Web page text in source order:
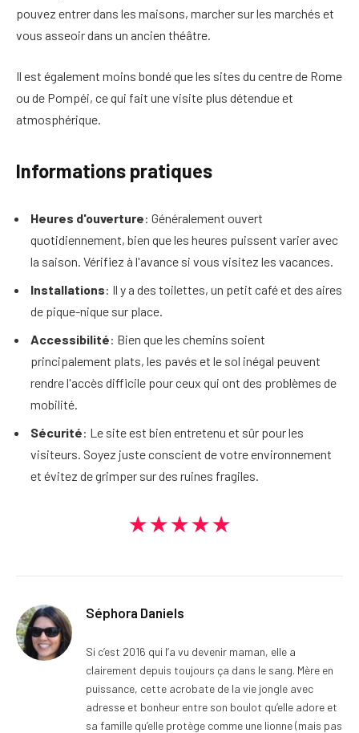
pouvez entrer dans les maisons, marcher sur les marchés et
vous asseoir dans un ancien théâtre.
Il est également moins bondé que les sites du centre de Rome
ou de Pompéi, ce qui fait une visite plus détendue et
atmosphérique.
Informations pratiques
Heures d'ouverture: Généralement ouvert
quotidiennement, bien que les heures puissent varier avec
la saison. Vérifiez à l'avance si vous visitez les vacances.
Installations: Il y a des toilettes, un petit café et des aires
de pique-nique sur place.
Accessibilité: Bien que les chemins soient
principalement plats, les pavés et le sol inégal peuvent
rendre l'accès difficile pour ceux qui ont des problèmes de
mobilité.
Sécurité: Le site est bien entretenu et sûr pour les
visiteurs. Soyez juste conscient de votre environnement
et évitez de grimper sur des ruines fragiles.
★★★★★
Séphora Daniels
Si c’est 2016 qui l’a vu devenir maman, elle a
clairement depuis toujours ça dans le sang. Mère en
puissance, cette acrobate de la vie jongle avec
adresse et bonheur entre son boulot qu’elle adore et
sa famille qu’elle protège comme une lionne (mais pas